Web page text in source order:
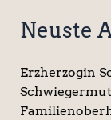
Neuste
Erzherzogin